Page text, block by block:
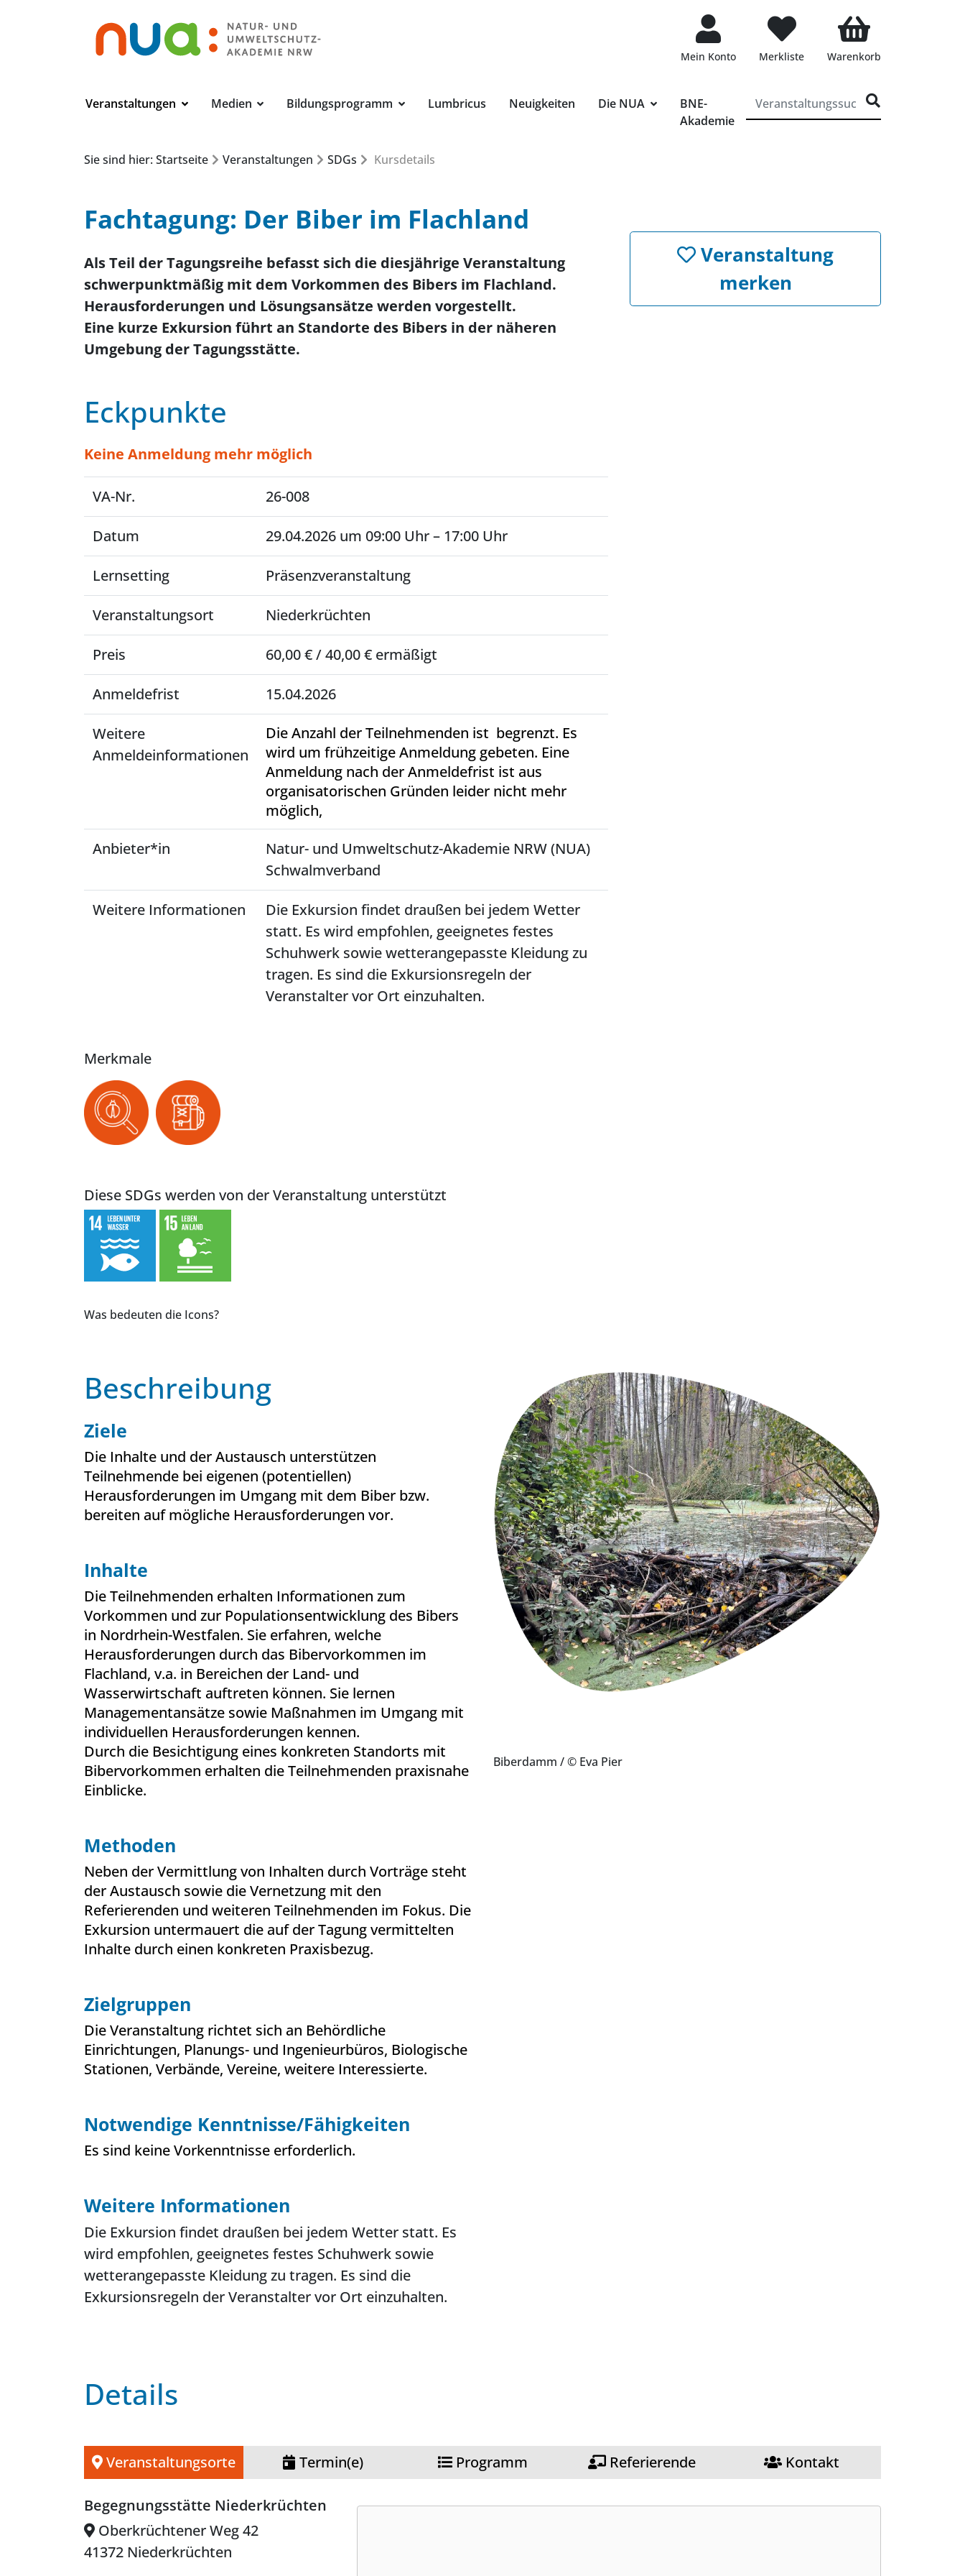
Mein Konto Merkliste Warenkorb
Veranstaltungen Medien Bildungsprogramm Lumbricus Neuigkeiten Die NUA
BNE-
Akademie
Sie sind hier: Startseite Veranstaltungen SDGs Kursdetails
Fachtagung: Der Biber im Flachland
Als Teil der Tagungsreihe befasst sich die diesjährige Veranstaltung
schwerpunktmäßig mit dem Vorkommen des Bibers im Flachland.
Herausforderungen und Lösungsansätze werden vorgestellt.
Eine kurze Exkursion führt an Standorte des Bibers in der näheren
Umgebung der Tagungsstätte.
Eckpunkte
Keine Anmeldung mehr möglich
VA-Nr. 26-008
Datum 29.04.2026 um 09:00 Uhr – 17:00 Uhr
Lernsetting Präsenzveranstaltung
Veranstaltungsort Niederkrüchten
Preis 60,00 € / 40,00 € ermäßigt
Anmeldefrist 15.04.2026
Weitere
Anmeldeinformationen
Die Anzahl der Teilnehmenden ist begrenzt. Es
wird um frühzeitige Anmeldung gebeten. Eine
Anmeldung nach der Anmeldefrist ist aus
organisatorischen Gründen leider nicht mehr
möglich,
Anbieter*in
Natur- und Umweltschutz-Akademie NRW (NUA)
Schwalmverband
Weitere Informationen
Die Exkursion findet draußen bei jedem Wetter
statt. Es wird empfohlen, geeignetes festes
Schuhwerk sowie wetterangepasste Kleidung zu
tragen. Es sind die Exkursionsregeln der
Veranstalter vor Ort einzuhalten.
Merkmale
Diese SDGs werden von der Veranstaltung unterstützt
Was bedeuten die Icons?
Veranstaltung
merken
Beschreibung
Ziele
Die Inhalte und der Austausch unterstützen
Teilnehmende bei eigenen (potentiellen)
Herausforderungen im Umgang mit dem Biber bzw.
bereiten auf mögliche Herausforderungen vor.
Inhalte
Die Teilnehmenden erhalten Informationen zum
Vorkommen und zur Populationsentwicklung des Bibers
in Nordrhein-Westfalen. Sie erfahren, welche
Herausforderungen durch das Bibervorkommen im
Flachland, v.a. in Bereichen der Land- und
Wasserwirtschaft auftreten können. Sie lernen
Managementansätze sowie Maßnahmen im Umgang mit
individuellen Herausforderungen kennen.
Durch die Besichtigung eines konkreten Standorts mit
Bibervorkommen erhalten die Teilnehmenden praxisnahe
Einblicke.
Methoden
Neben der Vermittlung von Inhalten durch Vorträge steht
der Austausch sowie die Vernetzung mit den
Referierenden und weiteren Teilnehmenden im Fokus. Die
Exkursion untermauert die auf der Tagung vermittelten
Inhalte durch einen konkreten Praxisbezug.
Zielgruppen
Die Veranstaltung richtet sich an Behördliche
Einrichtungen, Planungs- und Ingenieurbüros, Biologische
Stationen, Verbände, Vereine, weitere Interessierte.
Notwendige Kenntnisse/Fähigkeiten
Es sind keine Vorkenntnisse erforderlich.
Weitere Informationen
Die Exkursion findet draußen bei jedem Wetter statt. Es
wird empfohlen, geeignetes festes Schuhwerk sowie
wetterangepasste Kleidung zu tragen. Es sind die
Exkursionsregeln der Veranstalter vor Ort einzuhalten.
Biberdamm / © Eva Pier
Details
Veranstaltungsorte Termin(e) Programm Referierende Kontakt
Begegnungsstätte Niederkrüchten
Oberkrüchtener Weg 42
41372 Niederkrüchten